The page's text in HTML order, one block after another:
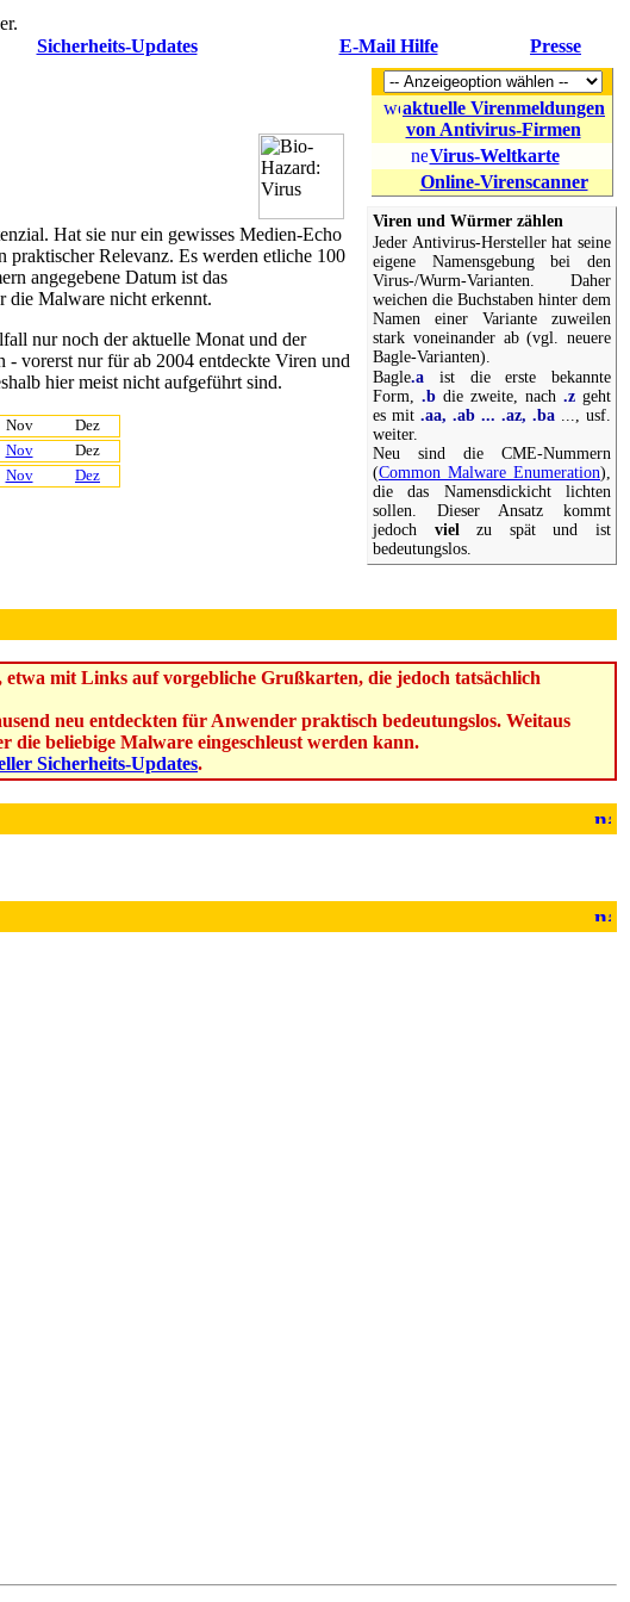
Sicherheits-Updates E-Mail Hilfe Presse
Hat sie nur ein gewisses Medien-Echo
Relevanz. Es werden etliche 100
angegebene Datum ist das
die Malware nicht erkennt.
nur noch der aktuelle Monat und der
- vorerst nur für ab 2004 entdeckte Viren und
hier meist nicht aufgeführt sind.
Nov
Dez
Nov
Dez
Nov Dez
aktuelle Virenmeldungen
von Antivirus-Firmen
Virus-Weltkarte
Online-Virenscanner
Viren und Würmer zählen
Jeder Antivirus-Hersteller hat seine
eigene Namensgebung bei den
Virus-/Wurm-Varianten. Daher
weichen die Buchstaben hinter dem
Namen einer Variante zuweilen
stark voneinander ab (vgl. neuere
Bagle-Varianten).
Bagle.a ist die erste bekannte
Form, .b die zweite, nach .z geht
es mit .aa, .ab ... .az, .ba ..., usf.
weiter.
Neu sind die CME-Nummern
(Common Malware Enumeration),
die das Namensdickicht lichten
sollen. Dieser Ansatz kommt
jedoch vielzu spät und ist
bedeutungslos.
mit Links auf vorgebliche Grußkarten, die jedoch tatsächlich
neu entdeckten für Anwender praktisch bedeutungslos. Weitaus
die beliebige Malware eingeschleust werden kann.
Sicherheits-Updates.